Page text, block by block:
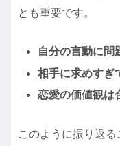
とも重要です。
自分の言動に問
相手に求めすぎ
恋愛の価値観は
このように振り返